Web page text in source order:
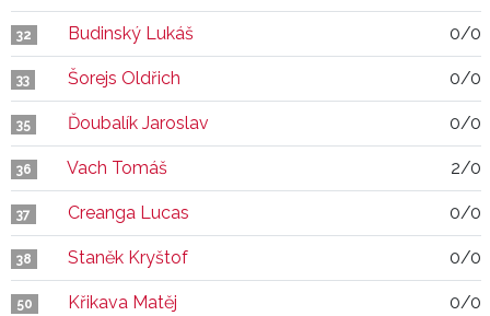
32 Budinský Lukáš 0/0
33 Šorejs Oldřich 0/0
35 Ďoubalík Jaroslav 0/0
36 Vach Tomáš 2/0
37 Creanga Lucas 0/0
38 Staněk Kryštof 0/0
50 Křikava Matěj 0/0